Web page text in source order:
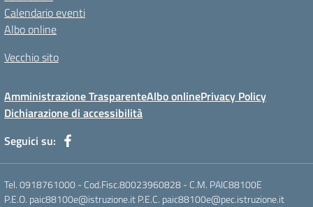
Calendario eventi
Albo online
Vecchio sito
Amministrazione TrasparenteAlbo onlinePrivacy Policy
Dichiarazione di accessibilità
Seguici su:
Tel. 0918761000 - Cod.Fisc.80023960828 - C.M. PAIC88100E
P.E.O. paic88100e@istruzione.it P.E.C. paic88100e@pec.istruzione.it